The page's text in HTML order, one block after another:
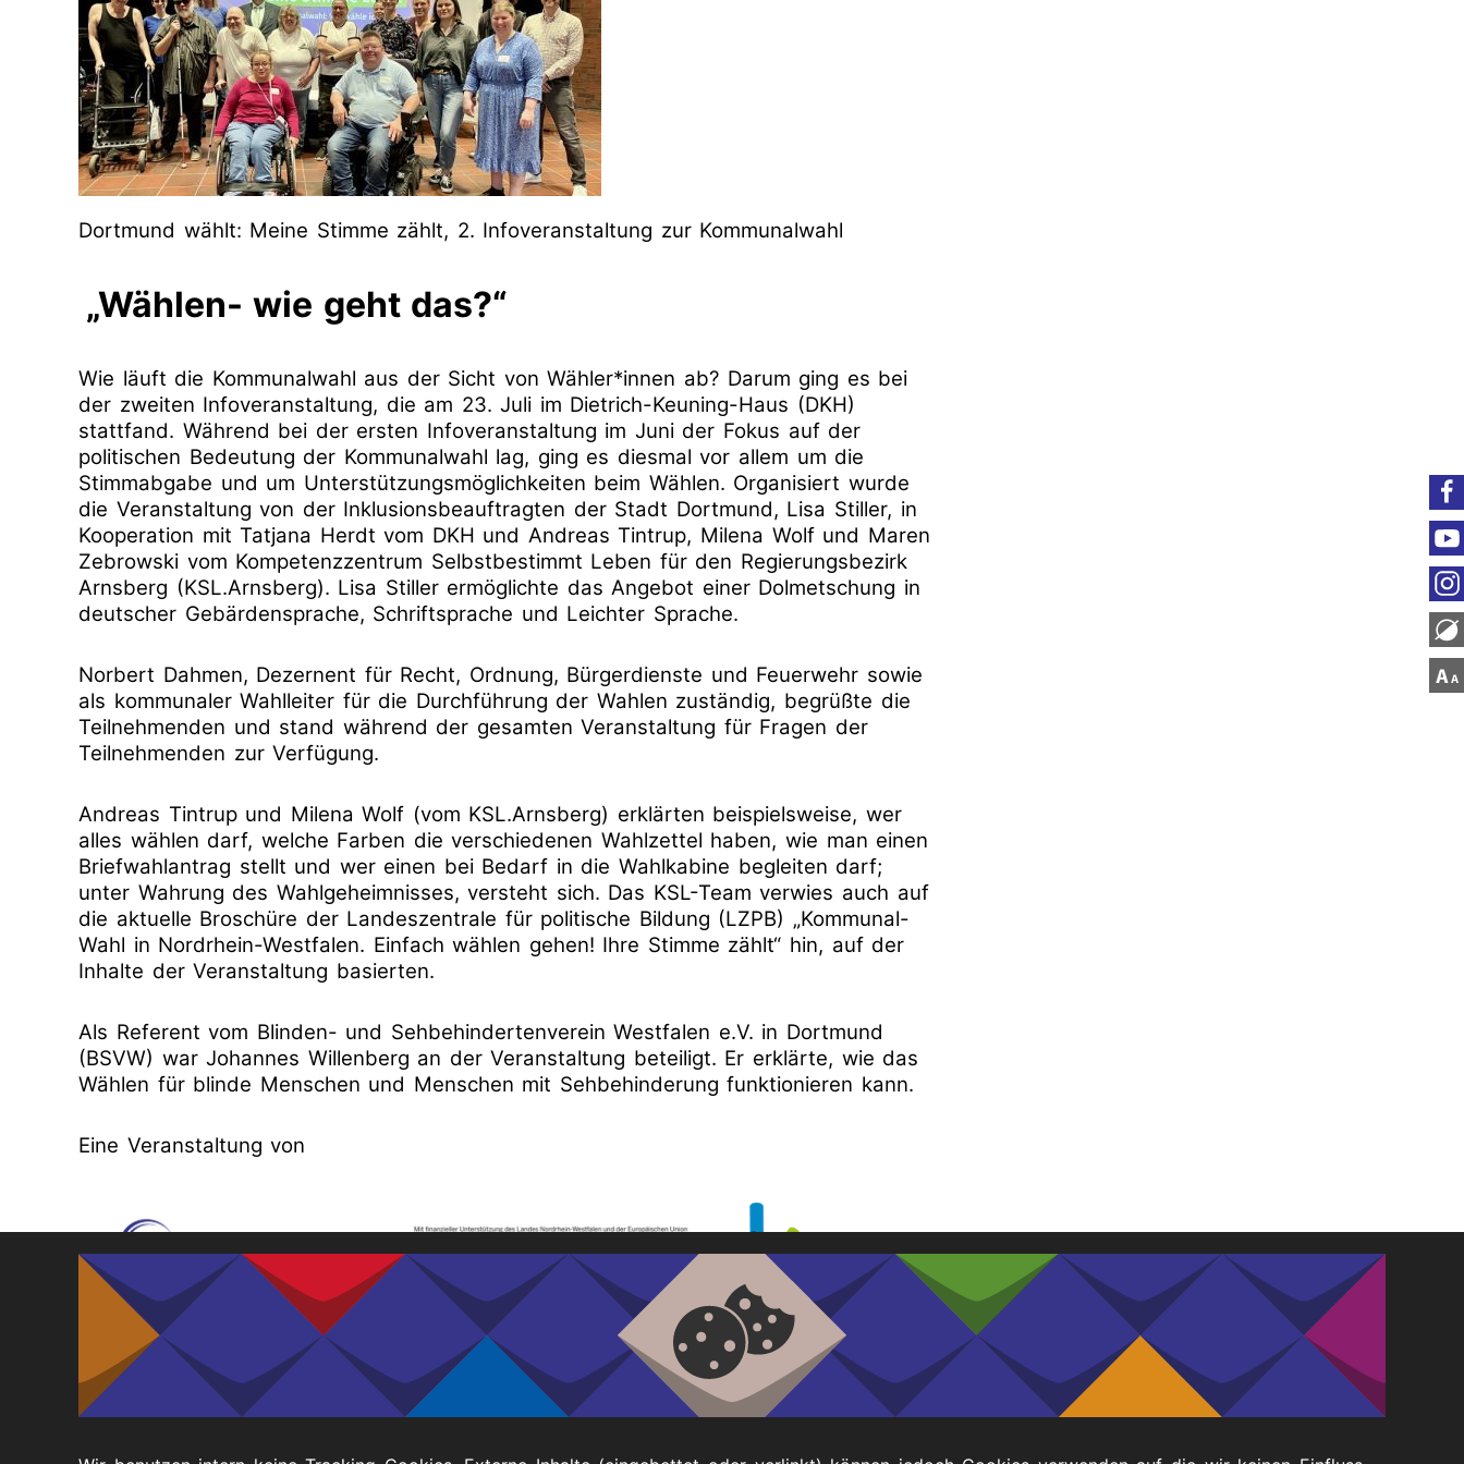
Gut
Bescheid
wissen
(Leichte
Sprache)
Gute
Beispiele
dem
Regierungsbezirk
Menschen
stärken
Merkmal:
Frau?!
Elternschaft
selbst
bestimmen
Zuküntige
Termine
Vergangene
Termine
Presse
Links
Dortmund wählt: Meine Stimme zählt, 2. Infoveranstaltung zur Kommunalwahl
„Wählen- wie geht das?“
Wie läuft die Kommunalwahl aus der Sicht von Wähler*innen ab? Darum ging es bei
der zweiten Infoveranstaltung, die am 23. Juli im Dietrich-Keuning-Haus (DKH)
stattfand. Während bei der ersten Infoveranstaltung im Juni der Fokus auf der
politischen Bedeutung der Kommunalwahl lag, ging es diesmal vor allem um die
Stimmabgabe und um Unterstützungsmöglichkeiten beim Wählen. Organisiert wurde
die Veranstaltung von der Inklusionsbeauftragten der Stadt Dortmund, Lisa Stiller, in
Kooperation mit Tatjana Herdt vom DKH und Andreas Tintrup, Milena Wolf und Maren
Zebrowski vom Kompetenzzentrum Selbstbestimmt Leben für den Regierungsbezirk
Arnsberg (KSL.Arnsberg). Lisa Stiller ermöglichte das Angebot einer Dolmetschung in
deutscher Gebärdensprache, Schriftsprache und Leichter Sprache.
Norbert Dahmen, Dezernent für Recht, Ordnung, Bürgerdienste und Feuerwehr sowie
als kommunaler Wahlleiter für die Durchführung der Wahlen zuständig, begrüßte die
Teilnehmenden und stand während der gesamten Veranstaltung für Fragen der
Teilnehmenden zur Verfügung.
Andreas Tintrup und Milena Wolf (vom KSL.Arnsberg) erklärten beispielsweise, wer
alles wählen darf, welche Farben die verschiedenen Wahlzettel haben, wie man einen
Briefwahlantrag stellt und wer einen bei Bedarf in die Wahlkabine begleiten darf;
unter Wahrung des Wahlgeheimnisses, versteht sich. Das KSL-Team verwies auch auf
die aktuelle Broschüre der Landeszentrale für politische Bildung (LZPB) „Kommunal-
Wahl in Nordrhein-Westfalen. Einfach wählen gehen! Ihre Stimme zählt“ hin, auf der
Inhalte der Veranstaltung basierten.
Als Referent vom Blinden- und Sehbehindertenverein Westfalen e.V. in Dortmund
(BSVW) war Johannes Willenberg an der Veranstaltung beteiligt. Er erklärte, wie das
Wählen für blinde Menschen und Menschen mit Sehbehinderung funktionieren kann.
Eine Veranstaltung von